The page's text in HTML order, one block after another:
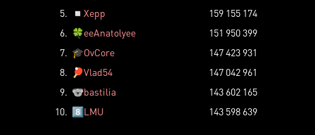
5.
◽ Xepp
159 155 174
6. 🍀eeAnatolyee
151 950 399
7. 🎓OvCore
147 423 931
8.
🏓Vlad54
147 042 961
9. 🐨bastilia
143 602 165
10. 8️⃣LMU 143 598 639